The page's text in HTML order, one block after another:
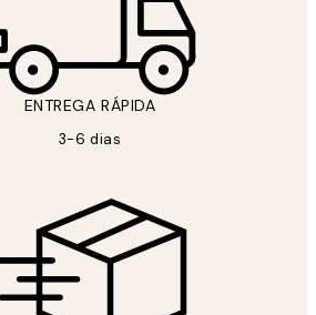
ENTREGA RÁPIDA
3-6 dias